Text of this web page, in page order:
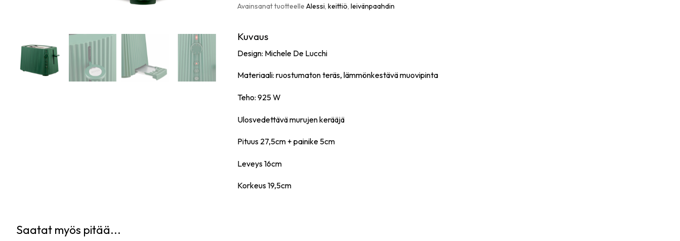
Avainsanat tuotteelleAlessi,keittiö,leivänpaahdin
Kuvaus
Design: Michele De Lucchi
Materiaali: ruostumaton teräs, lämmönkestävä muovipinta
Teho: 925 W
Ulosvedettävä murujen kerääjä
Pituus 27,5cm + painike 5cm
Leveys 16cm
Korkeus 19,5cm
Saatat myös pitää...